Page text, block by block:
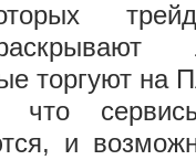
торгуют на
что
и